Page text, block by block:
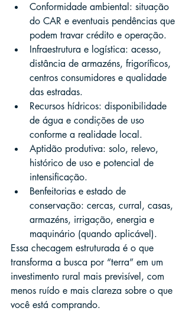
Conformidade ambiental: situação
do CAR e eventuais pendências que
podem travar crédito e operação.
Infraestrutura e logística: acesso,
distância de armazéns, frigoríficos,
centros consumidores e qualidade
das estradas.
Recursos hídricos: disponibilidade
de água e condições de uso
conforme a realidade local.
Aptidão produtiva: solo, relevo,
histórico de uso e potencial de
intensificação.
Benfeitorias e estado de
conservação: cercas, curral, casas,
armazéns, irrigação, energia e
maquinário (quando aplicável).
Essa checagem estruturada é o que
transforma a busca por “terra” em um
investimento rural mais previsível, com
menos ruído e mais clareza sobre o que
você está comprando.